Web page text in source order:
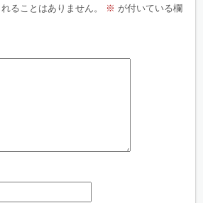
ることはありません。 ※ が付いている欄